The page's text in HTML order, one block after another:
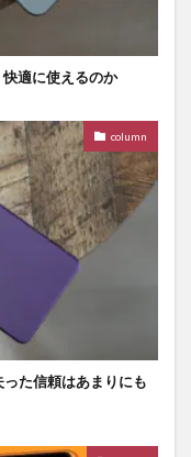
適に使えるのか
column
た信頼はあまりにも